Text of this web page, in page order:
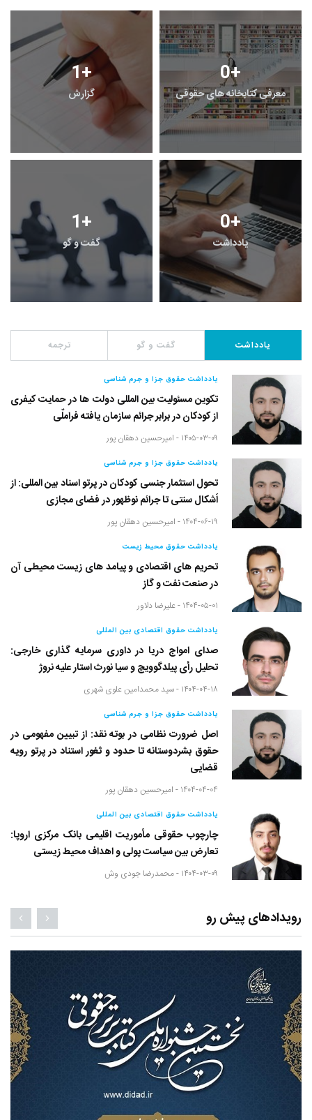
1+
گزارش
0+
معرفی کتابخانه های حقوقی
1+
گفت و گو
0+
یادداشت
یادداشت گفت و گو ترجمه
یادداشت حقوق جزا و جرم شناسی
تکوین مسئولیت بین المللی دولت ها در حمایت کیفری
از کودکان در برابر جرائم سازمان یافته فراملّی
۱۴۰۵-۰۳-۰۹ - امیرحسین دهقان پور
یادداشت حقوق جزا و جرم شناسی
تحول استثمار جنسی کودکان در پرتو اسناد بین المللی: از
اَشکال سنتی تا جرائم نوظهور در فضای مجازی
۱۴۰۴-۰۶-۱۹ - امیرحسین دهقان پور
یادداشت حقوق محیط زیست
تحریم های اقتصادی و پیامد های زیست محیطی آن
در صنعت نفت و گاز
۱۴۰۴-۰۵-۰۱ - علیرضا دلاور
یادداشت حقوق اقتصادی بین المللی
صدای امواج دریا در داوری سرمایه گذاری خارجی:
تحلیل رأی پیلدگوویچ و سیا نورث استار علیه نروژ
۱۴۰۴-۰۴-۱۸ - سید محمدامین علوی شهری
یادداشت حقوق جزا و جرم شناسی
اصل ضرورت نظامی در بوته نقد: از تبیین مفهومی در
حقوق بشردوستانه تا حدود و ثغور استناد در پرتو رویه
قضایی
۱۴۰۴-۰۴-۰۴ - امیرحسین دهقان پور
یادداشت حقوق اقتصادی بین المللی
چارچوب حقوقی مأموریت اقلیمی بانک مرکزی اروپا:
تعارض بین سیاست پولی و اهداف محیط زیستی
۱۴۰۴-۰۳-۰۹ - محمدرضا جودی وش
رویدادهای پیش رو